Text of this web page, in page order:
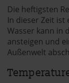
Die heftigsten
In dieser Zeit ist
Wasser kann in
ansteigen und
Außenwelt